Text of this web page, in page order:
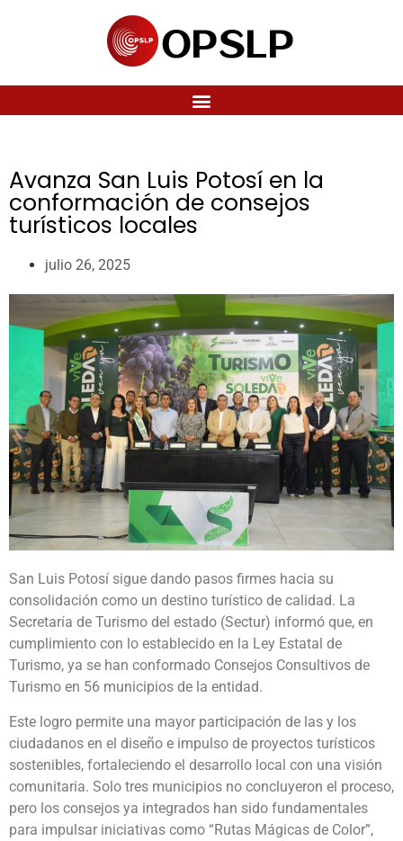
Avanza San Luis Potosí en la
conformación de consejos
turísticos locales
julio 26, 2025
San Luis Potosí sigue dando pasos firmes hacia su
consolidación como un destino turístico de calidad. La
Secretaría de Turismo del estado (Sectur) informó que, en
cumplimiento con lo establecido en la Ley Estatal de
Turismo, ya se han conformado Consejos Consultivos de
Turismo en 56 municipios de la entidad.
Este logro permite una mayor participación de las y los
ciudadanos en el diseño e impulso de proyectos turísticos
sostenibles, fortaleciendo el desarrollo local con una visión
comunitaria. Solo tres municipios no concluyeron el proceso,
pero los consejos ya integrados han sido fundamentales
para impulsar iniciativas como “Rutas Mágicas de Color”,